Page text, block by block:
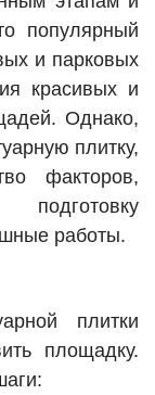
популярный
и парковых
красивых и
Однако,
плитку,
факторов,
работы.
плитки
площадку.